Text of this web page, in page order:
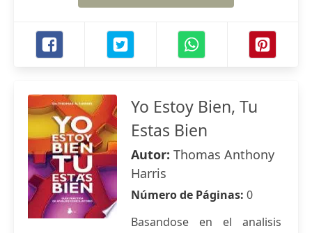
Yo Estoy Bien, Tu
Estas Bien
Autor: Thomas Anthony
Harris
Número de Páginas: 0
Basandose en el analisis